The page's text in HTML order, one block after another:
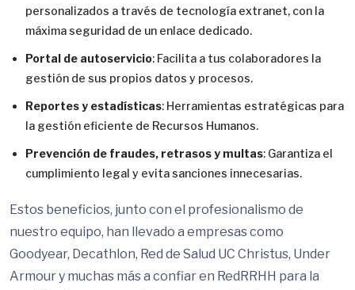
personalizados a través de tecnología extranet, con la
máxima seguridad de un enlace dedicado.
Portal de autoservicio: Facilita a tus colaboradores la
gestión de sus propios datos y procesos.
Reportes y estadísticas: Herramientas estratégicas para
la gestión eficiente de Recursos Humanos.
Prevención de fraudes, retrasos y multas: Garantiza el
cumplimiento legal y evita sanciones innecesarias.
Estos beneficios, junto con el profesionalismo de
nuestro equipo, han llevado a empresas como
Goodyear, Decathlon, Red de Salud UC Christus, Under
Armour y muchas más a confiar en RedRRHH para la